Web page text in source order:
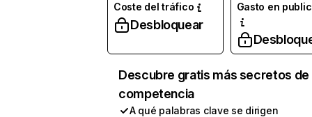
Coste del tráfico
Desbloquear
Gasto en
Descubre gratis más secretos de
competencia
A qué palabras clave se dirigen